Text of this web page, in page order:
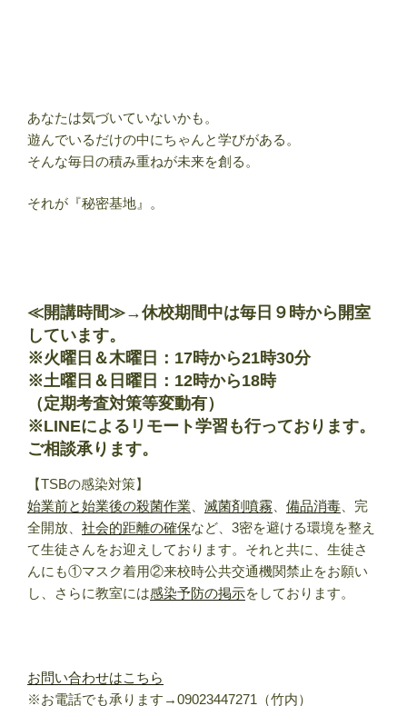
あなたは気づいていないかも。
遊んでいるだけの中にちゃんと学びがある。
そんな毎日の積み重ねが未来を創る。
それが『秘密基地』。
≪開講時間≫→休校期間中は毎日９時から開室
しています。
※火曜日＆木曜日：17時から21時30分
※土曜日＆日曜日：12時から18時
（定期考査対策等変動有）
※LINEによるリモート学習も行っております。
ご相談承ります。
【TSBの感染対策】
始業前と始業後の殺菌作業
滅菌剤噴霧 備品消毒 、完
全開放、 社会的距離の確保など、3密を避ける環境を整え
て生徒さんをお迎えしております。それと共に、生徒さ
んにも①マスク着用②来校時公共交通機関禁止をお願い
し、さらに教室には感染予防の掲示をしております。
お問い合わせはこちら
※お電話でも承ります→09023447271（竹内）